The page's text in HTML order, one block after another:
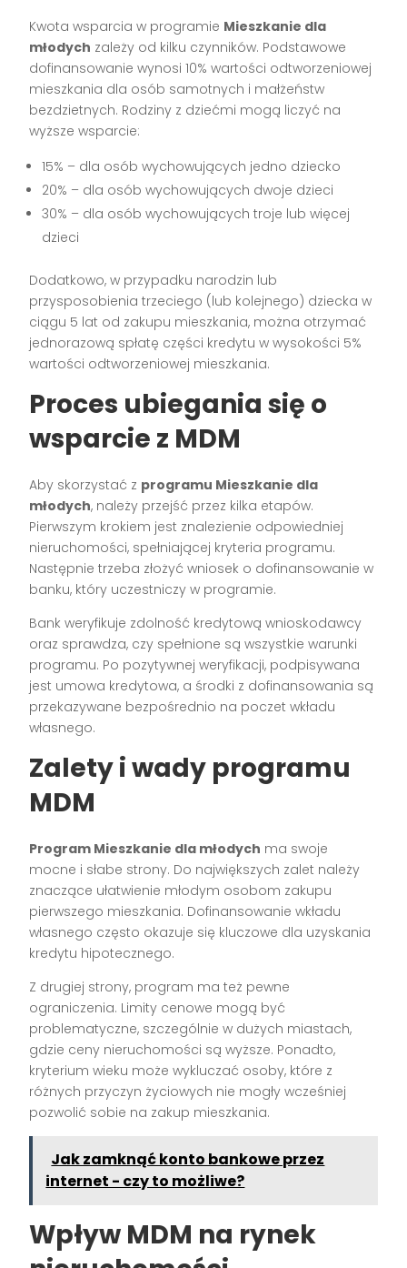
Kwota wsparcia w programie Mieszkanie dla
młodych zależy od kilku czynników. Podstawowe
dofinansowanie wynosi 10% wartości odtworzeniowej
mieszkania dla osób samotnych i małżeństw
bezdzietnych. Rodziny z dziećmi mogą liczyć na
wyższe wsparcie:
15% – dla osób wychowujących jedno dziecko
20% – dla osób wychowujących dwoje dzieci
30% – dla osób wychowujących troje lub więcej
dzieci
Dodatkowo, w przypadku narodzin lub
przysposobienia trzeciego (lub kolejnego) dziecka w
ciągu 5 lat od zakupu mieszkania, można otrzymać
jednorazową spłatę części kredytu w wysokości 5%
wartości odtworzeniowej mieszkania.
Proces ubiegania się o
wsparcie z MDM
Aby skorzystać z programu Mieszkanie dla
młodych, należy przejść przez kilka etapów.
Pierwszym krokiem jest znalezienie odpowiedniej
nieruchomości, spełniającej kryteria programu.
Następnie trzeba złożyć wniosek o dofinansowanie w
banku, który uczestniczy w programie.
Bank weryfikuje zdolność kredytową wnioskodawcy
oraz sprawdza, czy spełnione są wszystkie warunki
programu. Po pozytywnej weryfikacji, podpisywana
jest umowa kredytowa, a środki z dofinansowania są
przekazywane bezpośrednio na poczet wkładu
własnego.
Zalety i wady programu
MDM
Program Mieszkanie dla młodych ma swoje
mocne i słabe strony. Do największych zalet należy
znaczące ułatwienie młodym osobom zakupu
pierwszego mieszkania. Dofinansowanie wkładu
własnego często okazuje się kluczowe dla uzyskania
kredytu hipotecznego.
Z drugiej strony, program ma też pewne
ograniczenia. Limity cenowe mogą być
problematyczne, szczególnie w dużych miastach,
gdzie ceny nieruchomości są wyższe. Ponadto,
kryterium wieku może wykluczać osoby, które z
różnych przyczyn życiowych nie mogły wcześniej
pozwolić sobie na zakup mieszkania.
Jak zamknąć konto bankowe przez
internet - czy to możliwe?
Wpływ MDM na rynek